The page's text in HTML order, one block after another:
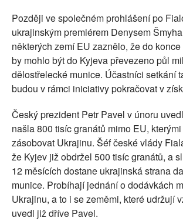
Později ve společném prohlášení po
ukrajinským premiérem Denysem
některých zemí EU zaznělo, že do
by mohlo být do Kyjeva převezeno půl
dělostřelecké munice. Účastníci setkání
budou v rámci iniciativy pokračovat v
Český prezident Petr Pavel v únoru
našla 800 tisíc granátů mimo EU,
zásobovat Ukrajinu. Šéf české vlády
že Kyjev již obdržel 500 tisíc granátů, a
12 měsících dostane ukrajinská strana
munice. Probíhají jednání o dodávkách
Ukrajinu, a to i se zeměmi, které udržují
uvedl již dříve Pavel.